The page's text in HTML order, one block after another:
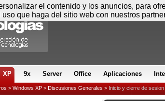
XP 9x Server Office Aplicaciones
> Windows XP > Discusiones Generales > Inicio y cierre de sesion
el contenido y los anuncios, para
uso que haga del sitio web con nuestros